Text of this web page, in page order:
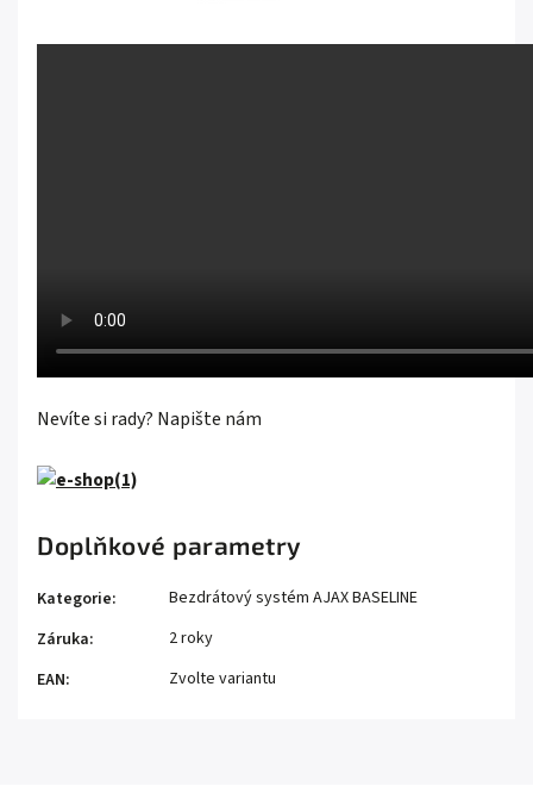
Nevíte si rady? Napište nám
Doplňkové parametry
Kategorie:
Bezdrátový systém AJAX BASELINE
Záruka:
2 roky
EAN: Zvolte variantu